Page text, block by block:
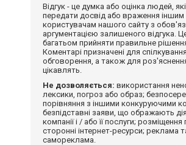
Відгук - це думка або оцінка людей,
передати досвід або враження іншим
користувачам нашого сайту з
аргументацією залишеного відгука.
багатьом прийняти правильне
Коментарі призначені для
обговорення, а також для
цікавлять.
Не дозволяється: використання
лексики, погроз або образ;
порівняння з іншими конкуруючими
безпідставні заяви, що ображають
компанії і / або її послуги;
сторонні інтернет-ресурси; реклама
самореклама.